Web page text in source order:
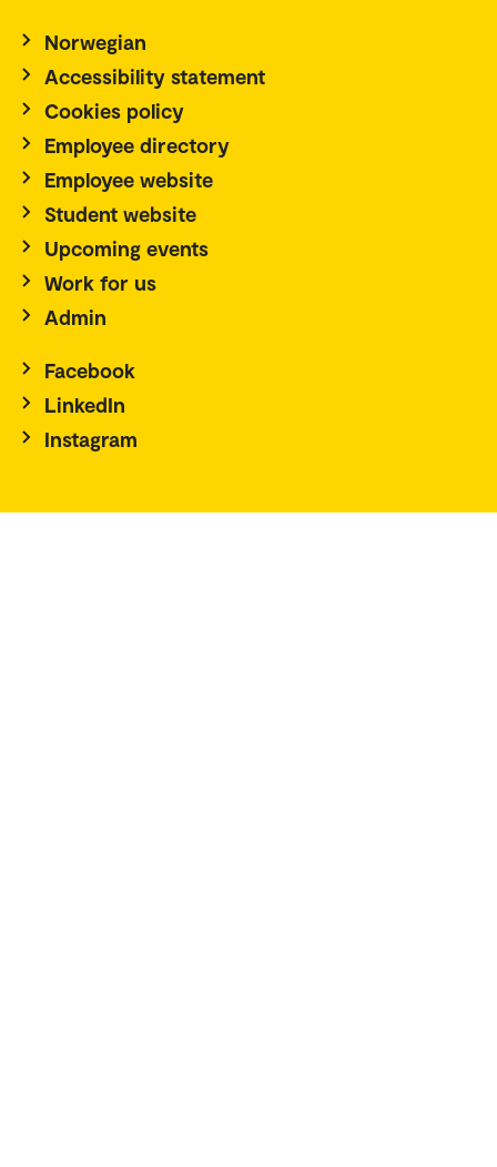
Norwegian
Accessibility statement
Cookies policy
Employee directory
Employee website
Student website
Upcoming events
Work for us
Admin
Facebook
LinkedIn
Instagram